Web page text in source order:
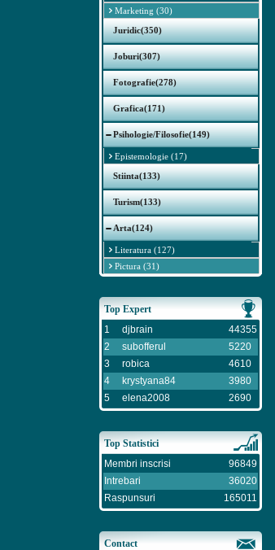
Marketing (30)
Juridic(350)
Joburi(307)
Fotografie(278)
Grafica(171)
Psihologie/Filosofie(149)
Epistemologie (17)
Stiinta(133)
Turism(133)
Arta(124)
Literatura (127)
Pictura (31)
Top Expert
1
djbrain
44355
2
subofferul
5220
3
robica
4610
4
krystyana84
3980
5
elena2008 2690
Top Statistici
Membri inscrisi
96849
Intrebari
36020
Raspunsuri
165011
Contact